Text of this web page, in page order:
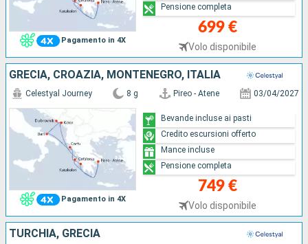
Pagamento in 4X
699 €
Volo disponibile
Pensione completa
GRECIA, CROAZIA, MONTENEGRO, ITALIA
Pagamento in 4X
Celestyal Journey 8 g Pireo - Atene 03/04/2027
749 €
Volo disponibile
Bevande incluse ai pasti
Credito escursioni offerto
Mance incluse
Pensione completa
TURCHIA, GRECIA